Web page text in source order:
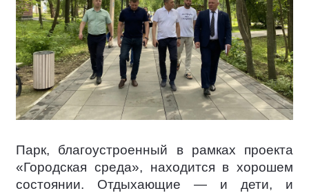
Парк, благоустроенный в рамках проекта
«Городская среда», находится в хорошем
состоянии. Отдыхающие — и дети, и